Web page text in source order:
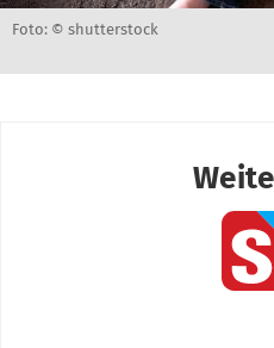
Foto: © shutterstock